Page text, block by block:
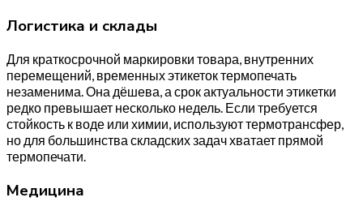
Логистика и склады
Для краткосрочной маркировки товара, внутренних
перемещений, временных этикеток термопечать
незаменима. Она дёшева, а срок актуальности этикетки
редко превышает несколько недель. Если требуется
стойкость к воде или химии, используют термотрансфер,
но для большинства складских задач хватает прямой
термопечати.
Медицина